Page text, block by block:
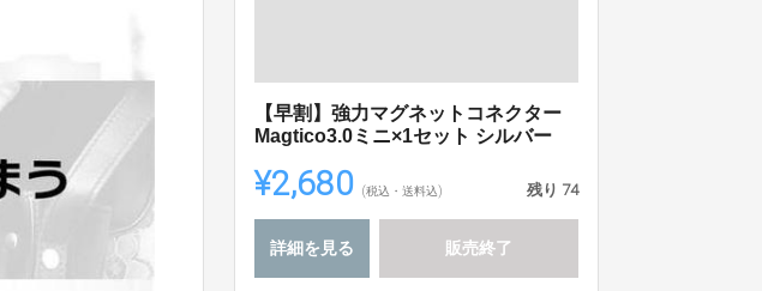
【早割】強力マグネットコネクター
Magtico3.0ミニ×1セット シルバー
¥2,680 (税込・送料込) 残り 74
詳細を見る 販売終了